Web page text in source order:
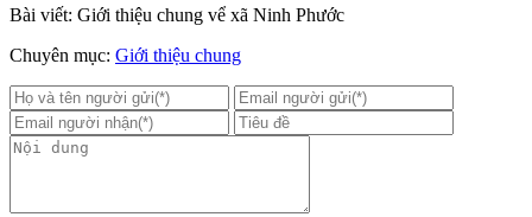
Bài viết: Giới thiệu chung vể xã Ninh Phước
Chuyên mục: Giới thiệu chung